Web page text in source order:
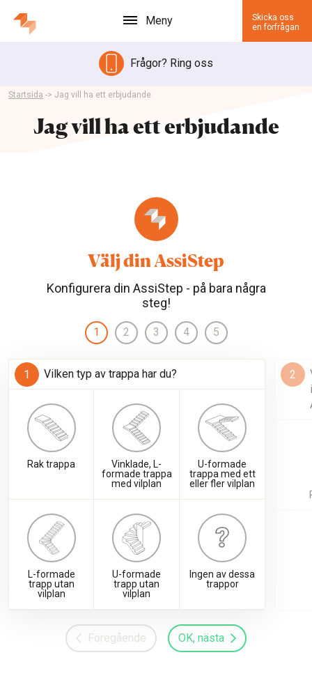
Meny
Skicka oss
en förfrågan
Frågor? Ring oss
Startsida -> Jag vill ha ett erbjudande
Jag vill ha ett erbjudande
Välj din AssiStep
Konfigurera din AssiStep - på bara några
steg!
1 2 3 4 5
Vilken typ av trappa har du?
Rak trappa
Vinklade, L-
formade trappa
med vilplan
U-formade
trappa med ett
eller fler vilplan
L-formade
trapp utan
vilplan
U-formade
trapp utan
vilplan
Ingen av dessa
trappor
Föregående OK, nästa